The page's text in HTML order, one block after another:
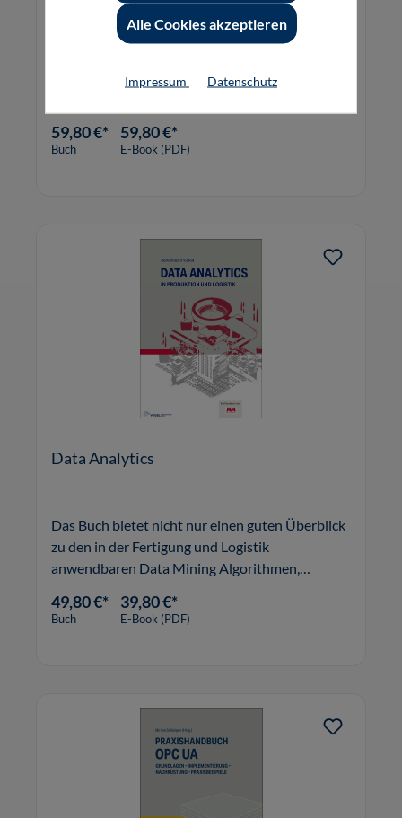
Verständnis eines Industrierobotersystems
Konzeption bis zur Integration.
59,80 €*
Buch
59,80 €*
E-Book (PDF)
Data Analytics
Das Buch bietet nicht nur einen guten Überblick
zu den in der Fertigung und Logistik
anwendbaren Data Mining Algorithmen,
diesen Algorithmen erfolgreich umgesetzt
49,80 €*
Buch
39,80 €*
E-Book (PDF)
Alle Cookies akzeptieren
Impressum Datenschutz